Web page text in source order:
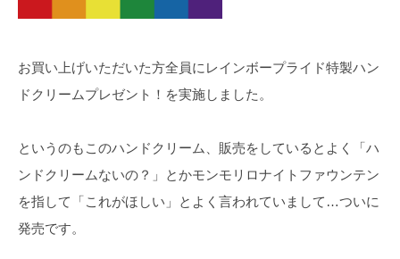
お買い上げいただいた方全員にレインボープライド特製ハン
ドクリームプレゼント！を実施しました。
というのもこのハンドクリーム、販売をしているとよく「ハ
ンドクリームないの？」とかモンモリロナイトファウンテン
を指して「これがほしい」とよく言われていまして…ついに
発売です。